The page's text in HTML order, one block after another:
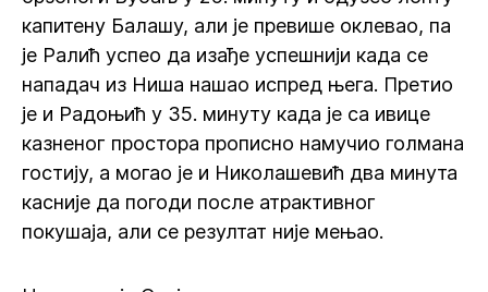
капитену Балашу, али је превише оклевао, па
је Ралић успео да изађе успешнији када се
нападач из Ниша нашао испред њега. Претио
је и Радоњић у 35. минуту када је са ивице
казненог простора прописно намучио голмана
гостију, а могао је и Николашевић два минута
касније да погоди после атрактивног
покушаја, али се резултат није мењао.